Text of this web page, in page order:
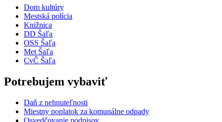
Dom kultúry
Mestská polícia
Knižnica
DD Šaľa
OSS Šaľa
Met Šaľa
CvČ Šaľa
Potrebujem vybaviť
Daň z nehnuteľnosti
Miestny poplatok za komunálne odpady